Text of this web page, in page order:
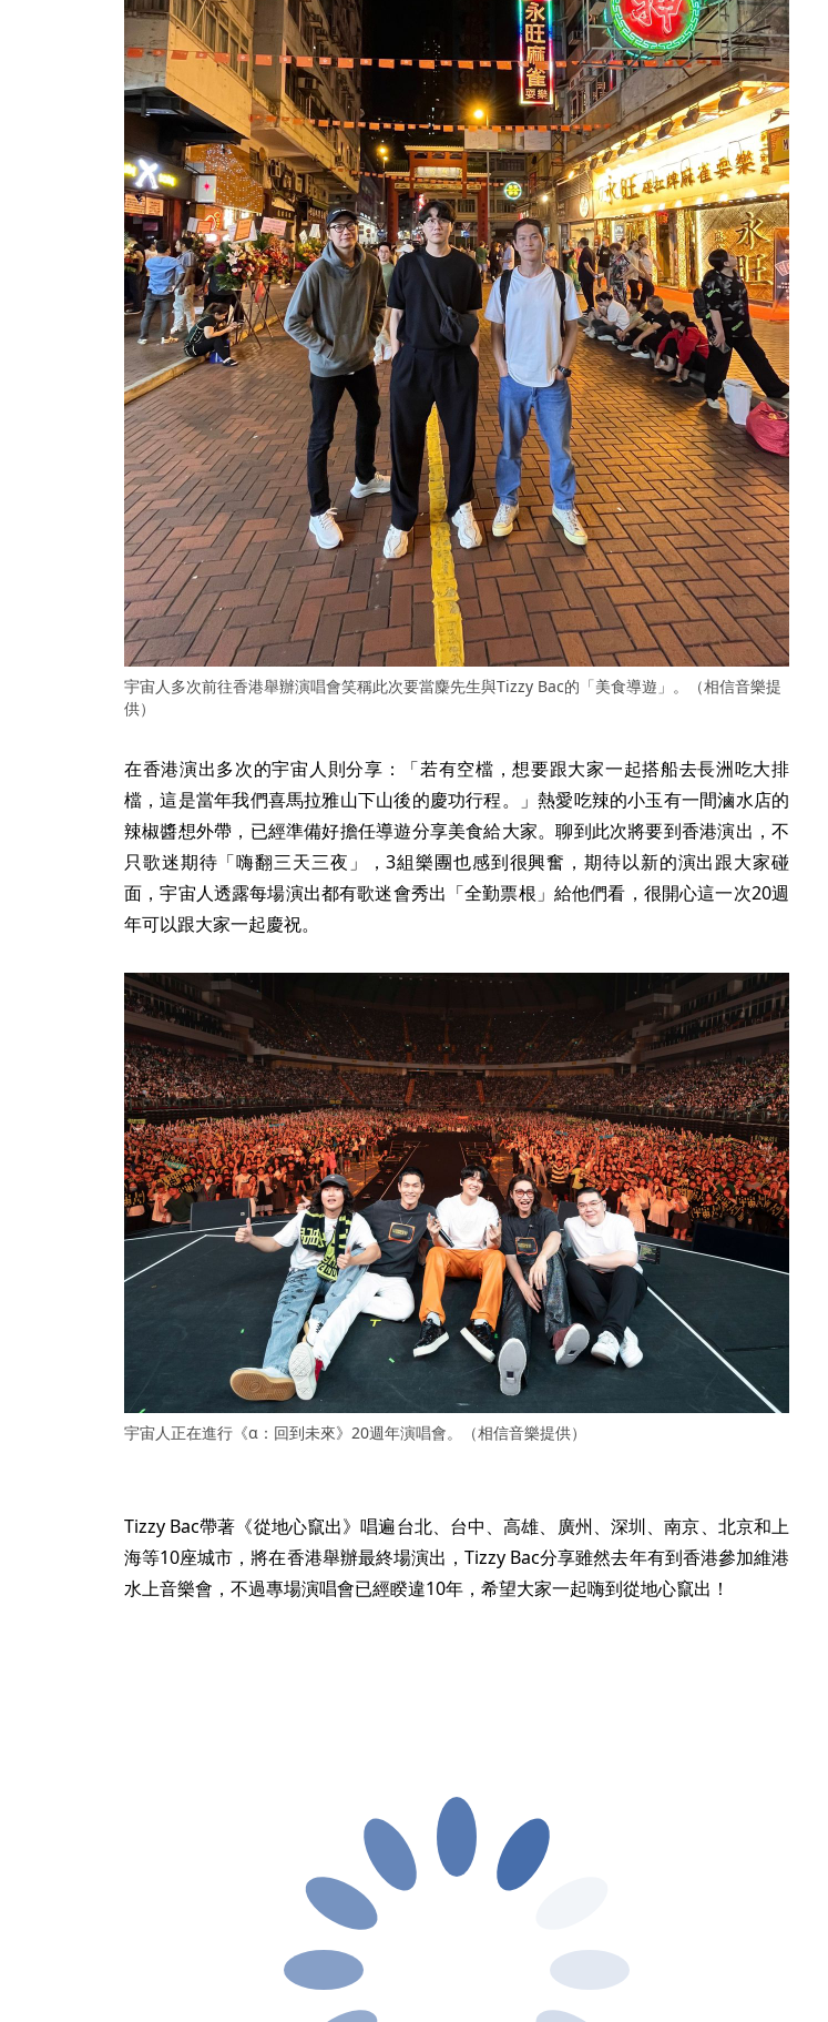
宇宙人多次前往香港舉辦演唱會笑稱此次要當麋先生與Tizzy Bac的「美食導遊」。（相信音樂提
供）
在香港演出多次的宇宙人則分享：「若有空檔，想要跟大家一起搭船去長洲吃大排
檔，這是當年我們喜馬拉雅山下山後的慶功行程。」熱愛吃辣的小玉有一間滷水店的
辣椒醬想外帶，已經準備好擔任導遊分享美食給大家。聊到此次將要到香港演出，不
只歌迷期待「嗨翻三天三夜」，3組樂團也感到很興奮，期待以新的演出跟大家碰
面，宇宙人透露每場演出都有歌迷會秀出「全勤票根」給他們看，很開心這一次20週
年可以跟大家一起慶祝。
宇宙人正在進行《α：回到未來》20週年演唱會。（相信音樂提供）
Tizzy Bac帶著《從地心竄出》唱遍台北、台中、高雄、廣州、深圳、南京、北京和上
海等10座城市，將在香港舉辦最終場演出，Tizzy Bac分享雖然去年有到香港參加維港
水上音樂會，不過專場演唱會已經睽違10年，希望大家一起嗨到從地心竄出！